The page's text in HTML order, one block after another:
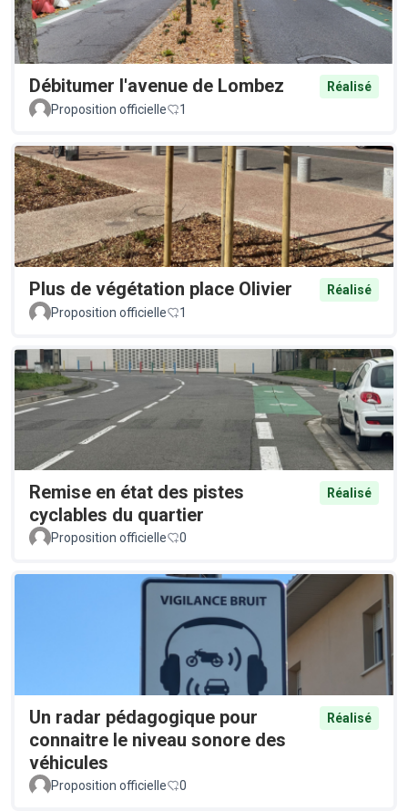
Débitumer l'avenue de Lombez
Réalisé
Proposition officielle
1
Plus de végétation place Olivier
Réalisé
Proposition officielle
1
Remise en état des pistes
cyclables du quartier
Réalisé
Proposition officielle 0
Un radar pédagogique pour
connaitre le niveau sonore des
véhicules
Réalisé
Proposition officielle 0